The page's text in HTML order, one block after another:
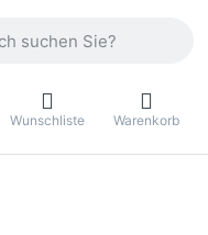
Wunschliste Warenkorb